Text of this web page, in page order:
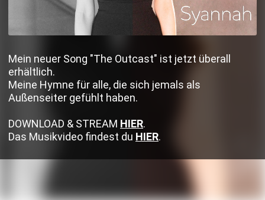
Mein neuer Song "The Outcast" ist jetzt überall
erhältlich.
Meine Hymne für alle, die sich jemals als
Außenseiter gefühlt haben.
DOWNLOAD & STREAM HIER.
Das Musikvideo findest du HIER.